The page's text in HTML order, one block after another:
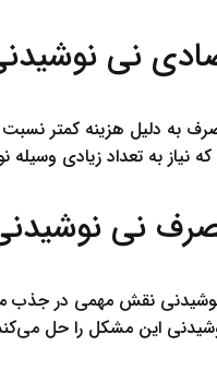
نی
به دلیل هزینه کمتر
نیاز به تعداد زیادی
نی
نقش مهمی در جذب
این مشکل را حل